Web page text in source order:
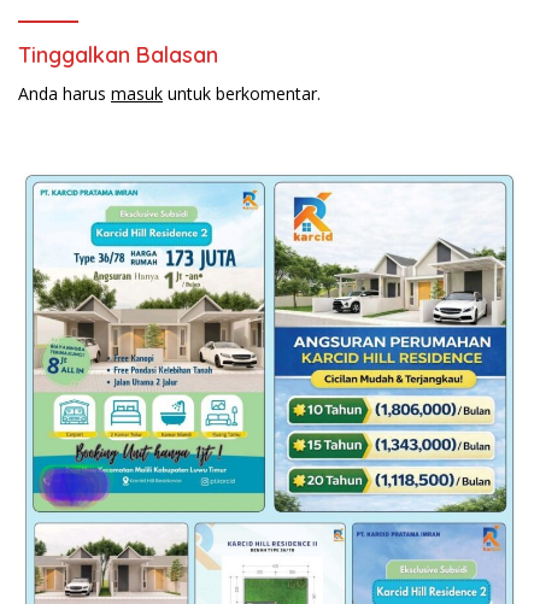
Tinggalkan Balasan
Anda harus masuk untuk berkomentar.